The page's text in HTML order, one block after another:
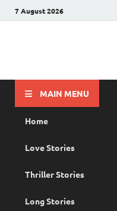
7 August 2026
MAIN MENU
Home
Love Stories
Thriller Stories
Long Stories